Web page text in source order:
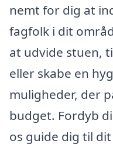
nemt for dig at
fagfolk i dit
at udvide stuen,
eller skabe en
muligheder, der
budget. Fordyb
os guide dig til